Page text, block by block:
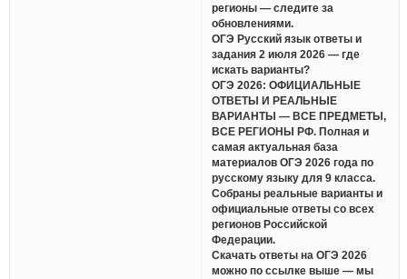
регионы — следите за
обновлениями.
ОГЭ Русский язык ответы и
задания 2 июля 2026 — где
искать варианты?
ОГЭ 2026: ОФИЦИАЛЬНЫЕ
ОТВЕТЫ И РЕАЛЬНЫЕ
ВАРИАНТЫ — ВСЕ ПРЕДМЕТЫ,
ВСЕ РЕГИОНЫ РФ. Полная и
самая актуальная база
материалов ОГЭ 2026 года по
русскому языку для 9 класса.
Собраны реальные варианты и
официальные ответы со всех
регионов Российской
Федерации.
Скачать ответы на ОГЭ 2026
можно по ссылке выше — мы